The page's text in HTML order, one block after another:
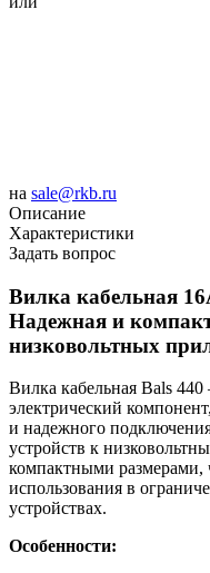
на sale@rkb.ru
Описание
Характеристики
Задать вопрос
Вилка кабельная
Надежная и
низковольтных
Вилка кабельная Bals
электрический
и надежного
устройств к
компактными размерами,
использования в
устройствах.
Особенности: